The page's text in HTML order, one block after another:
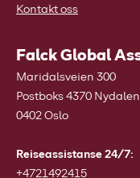
Kontakt oss
Falck Global
Maridalsveien 300
Postboks 4370 Nydalen
0402 Oslo
Reiseassistanse 24/7:
+4721492415